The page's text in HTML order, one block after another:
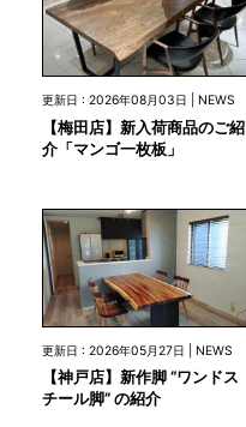
更新日 : 2026年08月03日 | NEWS
【梅田店】新入荷商品のご紹
介「マンゴ一枚板」
更新日 : 2026年05月27日 | NEWS
【神戸店】新作脚 “ワンドス
チール脚” の紹介